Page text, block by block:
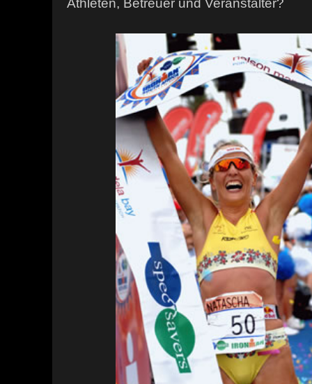
Athleten, Betreuer und Veranstalter?